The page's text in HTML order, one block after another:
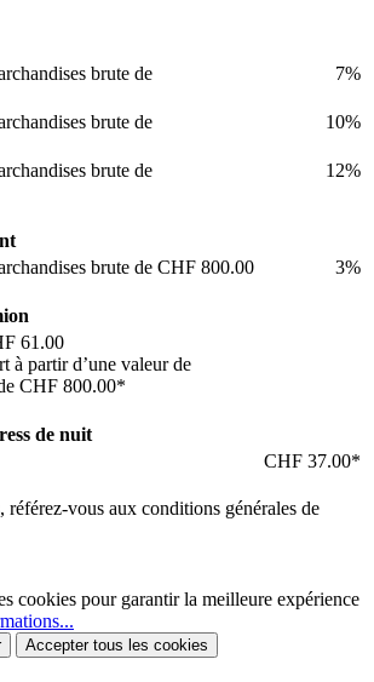
brute de
7%
brute de
10%
brute de
12%
brute de CHF 800.00 3%
61.00
à partir d’une valeur de
CHF 800.00*
de nuit
CHF 37.00*
référez-vous aux conditions générales de
cookies pour garantir la meilleure expérience
Accepter tous les cookies